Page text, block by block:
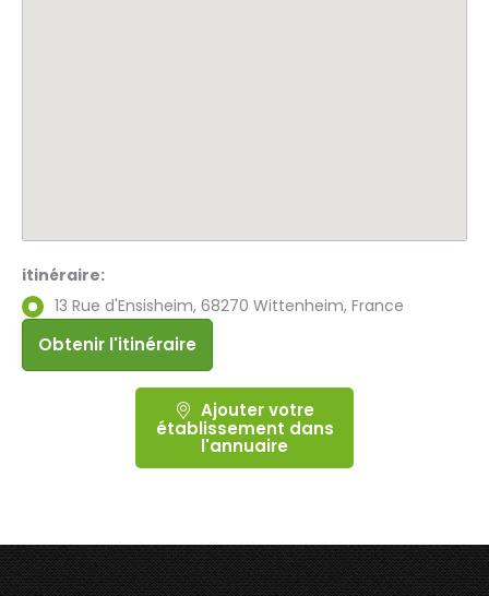
itinéraire:
13 Rue d'Ensisheim, 68270 Wittenheim, France
Ajouter votre
établissement dans
l'annuaire